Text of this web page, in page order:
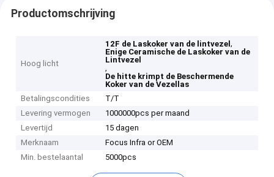
Productomschrijving
Hoog licht
12F de Laskoker van de lintvezel,
Enige Ceramische de Laskoker van de
Lintvezel
,
De hitte krimpt de Beschermende
Koker van de Vezellas
Betalingscondities
T/T
Levering vermogen
1000000pcs per maand
Levertijd
15 dagen
Merknaam
Focus Infra or OEM
Min. bestelaantal
5000pcs